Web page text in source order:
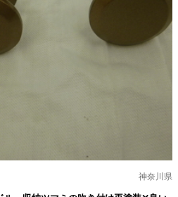
神奈川県